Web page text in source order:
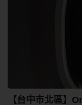
【台中市北區】